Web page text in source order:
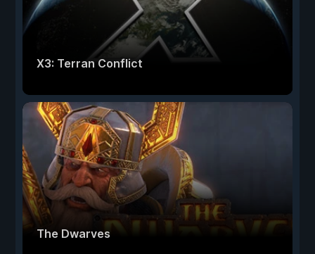
X3: Terran Conflict
The Dwarves